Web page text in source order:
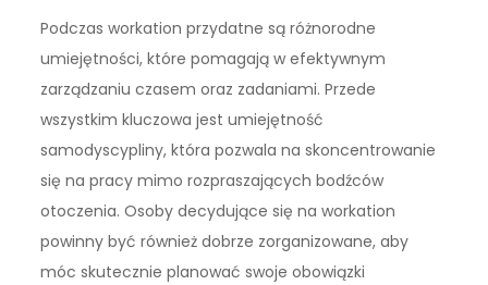
Podczas workation przydatne są różnorodne
umiejętności, które pomagają w efektywnym
zarządzaniu czasem oraz zadaniami. Przede
wszystkim kluczowa jest umiejętność
samodyscypliny, która pozwala na skoncentrowanie
się na pracy mimo rozpraszających bodźców
otoczenia. Osoby decydujące się na workation
powinny być również dobrze zorganizowane, aby
móc skutecznie planować swoje obowiązki